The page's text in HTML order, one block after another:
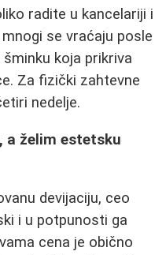
radite u kancelariji i
se vraćaju posle
koja prikriva
Za fizički zahtevne
nedelje.
a želim estetsku
devijaciju, ceo
i u potpunosti ga
cena je obično